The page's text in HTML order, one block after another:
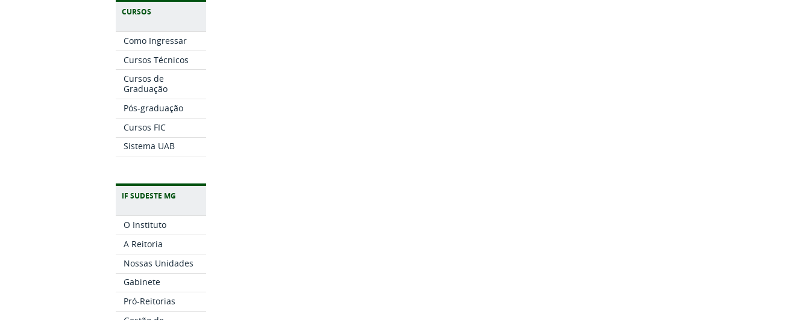
CURSOS
Como Ingressar
Cursos Técnicos
Cursos de
Graduação
Pós-graduação
Cursos FIC
Sistema UAB
IF SUDESTE MG
O Instituto
A Reitoria
Nossas Unidades
Gabinete
Pró-Reitorias